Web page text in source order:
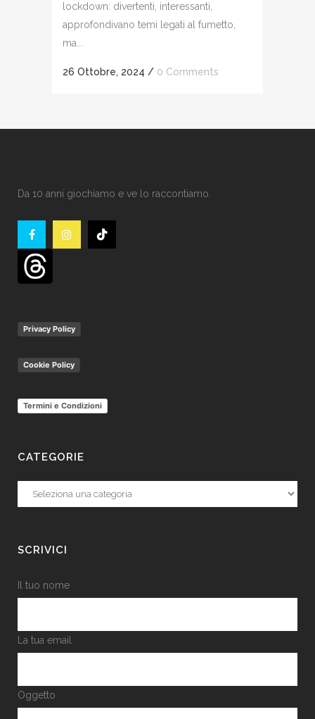
lockdown: divertenti, interessanti,
approfondivano temi legati al fumetto,
ma...
26 Ottobre, 2024 / 0 Comments
Da 10 anni giochiamo e ve lo raccontiamo.
Privacy Policy
Cookie Policy
Termini e Condizioni
CATEGORIE
Categorie
SCRIVICI
Il tuo nome
La tua email
Oggetto